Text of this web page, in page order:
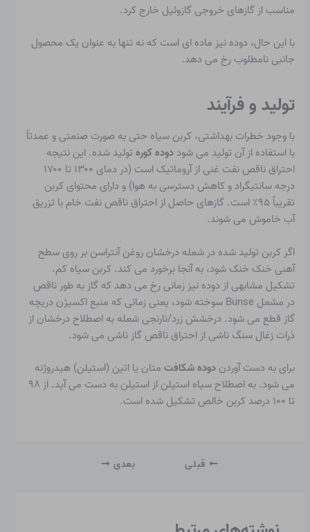
مناسب از گازهای خروجی گازوئیل خارج کرد.
با این حال، دوده نیز ماده ای است که نه تنها به عنوان یک محصول
جانبی نامطلوب رخ می دهد.
تولید و فرآیند
با وجود خطرات بهداشتی، کربن سیاه حتی به صورت صنعتی و عمدتاً
با استفاده از آن تولید می شوددوده کوره تولید شده. این نتیجه
احتراق ناقص نفت غنی از آروماتیک است (در دمای ۱۳۰۰ تا ۱۷۰۰
درجه سانتیگراد و کاهش دسترسی به هوا) و دارای محتوای کربن
تقریباً ۹۵٪ است. گازهای حاصل از احتراق ناقص نفت خام با تزریق
آب خاموش می شوند.
اگر کربن تولید شده در شعله درخشان روغن آنتراسن بر روی سطح
آهنی خنک خنک شود، به آنجا برخورد می کند.کربن سیاه کم.
تشکیل مشابهی از دوده نیز زمانی رخ می دهد که گاز به طور ناقص
در مشعل Bunse سوخته شود، یعنی زمانی که منبع اکسیژن دریچه
گاز قطع می شود. درخشش زرد/نارنجی شعله به اصطلاح درخشان از
ذرات زغال سنگ ناشی از احتراق ناقص گاز ناشی می شود.
برای به دست آوردندوده شکافت متان یا اتین (استیلن) ​​هیدروژنه
می شود. به اصطلاح سیاه استیلن از استیلن به دست می آید. از ۹۸
تا ۱۰۰ درصد کربن خالص تشکیل شده است.
قبلی بعدی